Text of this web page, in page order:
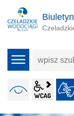
menu
wpisz
frazę